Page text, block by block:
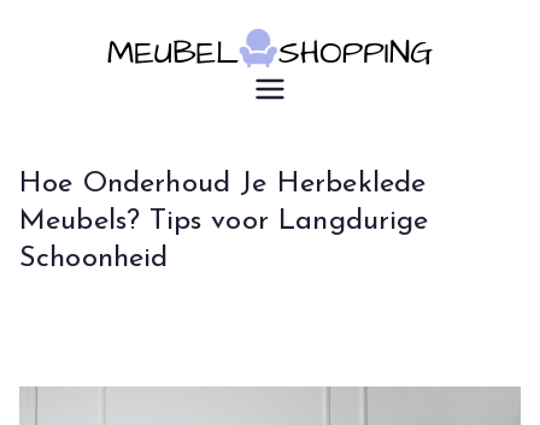
Meubelsho
pping
u7183p16603
Hoe Onderhoud Je Herbeklede
Meubels? Tips voor Langdurige
Schoonheid